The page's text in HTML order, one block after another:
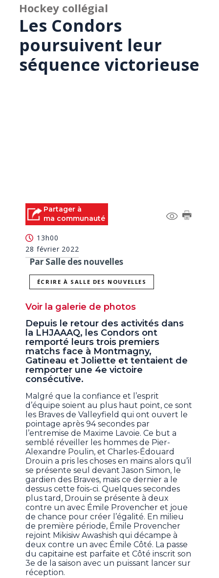
Hockey collégial
Les Condors
poursuivent leur
séquence victorieuse
Partager à
ma communauté
13h00
28 février 2022
Par Salle des nouvelles
ÉCRIRE À SALLE DES NOUVELLES
Voir la galerie de photos
Depuis le retour des activités dans
la LHJAAAQ, les Condors ont
remporté leurs trois premiers
matchs face à Montmagny,
Gatineau et Joliette et tentaient de
remporter une 4e victoire
consécutive.
Malgré que la confiance et l’esprit
d’équipe soient au plus haut point, ce sont
les Braves de Valleyfield qui ont ouvert le
pointage après 94 secondes par
l’entremise de Maxime Lavoie. Ce but a
semblé réveiller les hommes de Pier-
Alexandre Poulin, et Charles-Édouard
Drouin a pris les choses en mains alors qu’il
se présente seul devant Jason Simon, le
gardien des Braves, mais ce dernier a le
dessus cette fois-ci. Quelques secondes
plus tard, Drouin se présente à deux
contre un avec Émile Provencher et joue
de chance pour créer l’égalité. En milieu
de première période, Émile Provencher
rejoint Mikisiw Awashish qui décampe à
deux contre un avec Émile Côté. La passe
du capitaine est parfaite et Côté inscrit son
3e de la saison avec un puissant lancer sur
réception.